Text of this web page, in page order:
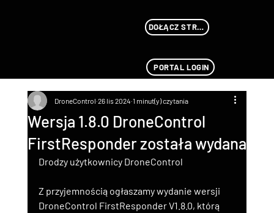
DOŁĄCZ STREAMU
PORTAL LOGIN
Wersja 1.8.0 DroneControl
FirstResponder została wydana
DroneControl 26 lis 2024 1 minut(y) czytania
Drodzy użytkownicy DroneControl
Z przyjemnością ogłaszamy wydanie wersji
DroneControl FirstResponder V1.8.0, którą